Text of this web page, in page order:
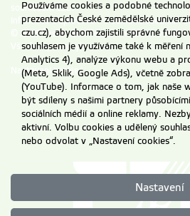
souhlasem ČZU.
Informace o zpracování a ochraně osobních
© 2026 Česká zemědělská univerzita v Praze
Všechna práva vyhrazena
Nastavení cookies
Používáme cookies a podobné
prezentacích České zemědělské
czu.cz), abychom zajistili správné
souhlasem je využíváme také k měření
Analytics 4), analýze výkonu webu a
(Meta, Sklik, Google Ads), včetně
(YouTube). Informace o tom, jak naše
být sdíleny s našimi partnery
sociálních médií a online reklamy.
aktivní. Volbu cookies a udělený
nebo odvolat v „Nastavení cookies“.
Nastavení